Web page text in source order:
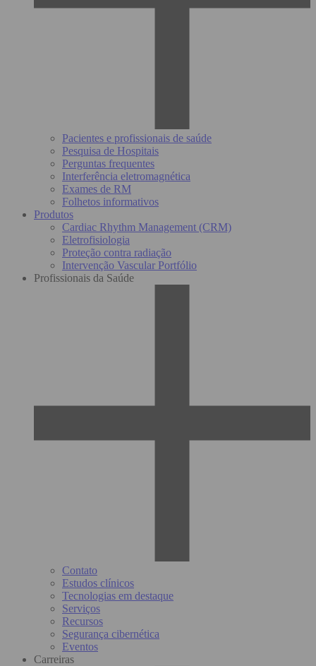
Pacientes e profissionais de saúde
Pesquisa de Hospitais
Perguntas frequentes
Interferência eletromagnética
Exames de RM
Folhetos informativos
Produtos
Cardiac Rhythm Management (CRM)
Eletrofisiologia
Proteção contra radiação
Intervenção Vascular Portfólio
Profissionais da Saúde
Contato
Estudos clínicos
Tecnologias em destaque
Serviços
Recursos
Segurança cibernética
Eventos
Carreiras